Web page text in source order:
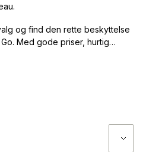
og find den rette beskyttelse
Med gode priser, hurtig
det oplagte valg for
klar til næste mission allerede i